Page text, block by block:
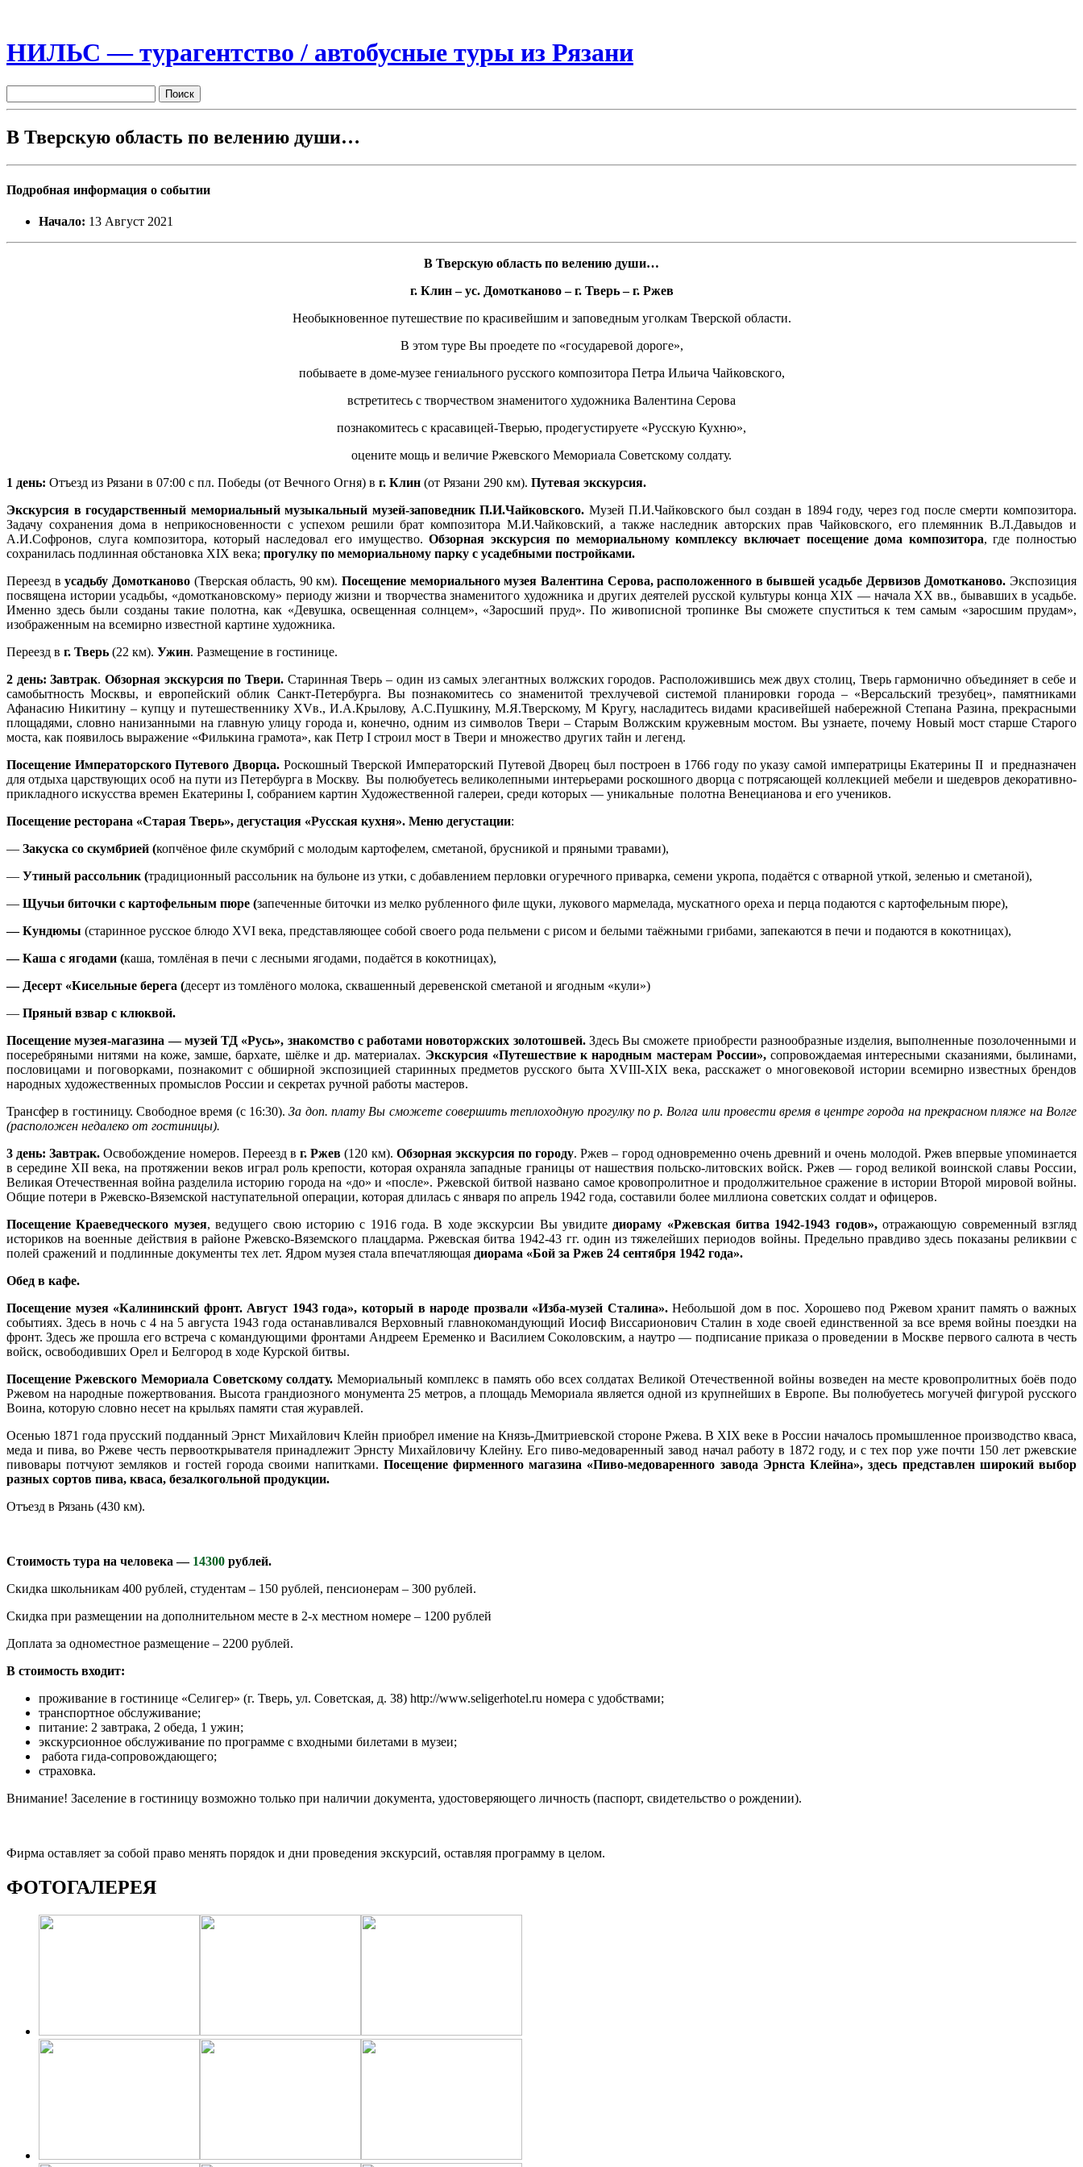
НИЛЬС — турагентство / автобусные туры из Рязани
В Тверскую область по велению души…
Подробная информация о событии
Начало: 13 Август 2021
В Тверскую область по велению души…
г. Клин – ус. Домотканово – г. Тверь – г. Ржев
Необыкновенное путешествие по красивейшим и заповедным уголкам Тверской области.
В этом туре Вы проедете по «государевой дороге»,
побываете в доме-музее гениального русского композитора Петра Ильича Чайковского,
встретитесь с творчеством знаменитого художника Валентина Серова
познакомитесь с красавицей-Тверью, продегустируете «Русскую Кухню»,
оцените мощь и величие Ржевского Мемориала Советскому солдату.
1 день: Отъезд из Рязани в 07:00 с пл. Победы (от Вечного Огня) в г. Клин (от Рязани 290 км). Путевая экскурсия.
Экскурсия в государственный мемориальный музыкальный музей-заповедник П.И.Чайковского. Музей П.И.Чайковского был создан в 1894 году, через год после смерти композитора.
Задачу сохранения дома в неприкосновенности с успехом решили брат композитора М.И.Чайковский, а также наследник авторских прав Чайковского, его племянник В.Л.Давыдов и
А.И.Софронов, слуга композитора, который наследовал его имущество.Обзорная экскурсия по мемориальному комплексу включает посещение дома композитора, где полностью
сохранилась подлинная обстановка XIX века; прогулку по мемориальному парку с усадебными постройками.
Переезд в усадьбу Домотканово(Тверская область, 90 км).Посещение мемориального музея Валентина Серова, расположенного в бывшей усадьбе Дервизов Домотканово. Экспозиция
посвящена истории усадьбы, «домоткановскому» периоду жизни и творчества знаменитого художника и других деятелей русской культуры конца XIX — начала XX вв., бывавших в усадьбе.
Именно здесь были созданы такие полотна, как «Девушка, освещенная солнцем», «Заросший пруд». По живописной тропинке Вы сможете спуститься к тем самым «заросшим прудам»,
изображенным на всемирно известной картине художника.
Переезд в г. Тверь (22 км). Ужин. Размещение в гостинице.
2 день: Завтрак.Обзорная экскурсия по Твери. Старинная Тверь – один из самых элегантных волжских городов. Расположившись меж двух столиц, Тверь гармонично объединяет в себе и
самобытность Москвы, и европейский облик Санкт-Петербурга. Вы познакомитесь со знаменитой трехлучевой системой планировки города – «Версальский трезубец», памятниками
Афанасию Никитину – купцу и путешественнику XVв., И.А.Крылову, А.С.Пушкину, М.Я.Тверскому, М Кругу, насладитесь видами красивейшей набережной Степана Разина, прекрасными
площадями, словно нанизанными на главную улицу города и, конечно, одним из символов Твери – Старым Волжским кружевным мостом. Вы узнаете, почему Новый мост старше Старого
моста, как появилось выражение «Филькина грамота», как Петр I строил мост в Твери и множество других тайн и легенд.
Посещение Императорского Путевого Дворца. Роскошный Тверской Императорский Путевой Дворец был построен в 1766 году по указу самой императрицы Екатерины II и предназначен
для отдыха царствующих особ на пути из Петербурга в Москву. Вы полюбуетесь великолепными интерьерами роскошного дворца с потрясающей коллекцией мебели и шедевров декоративно-
прикладного искусства времен Екатерины I, собранием картин Художественной галереи, среди которых — уникальные полотна Венецианова и его учеников.
Посещение ресторана «Старая Тверь», дегустация «Русская кухня». Меню дегустации:
— Закуска со скумбрией (копчёное филе скумбрий с молодым картофелем, сметаной, брусникой и пряными травами),
— Утиный рассольник (традиционный рассольник на бульоне из утки, с добавлением перловки огуречного приварка, семени укропа, подаётся с отварной уткой, зеленью и сметаной),
— Щучьи биточки с картофельным пюре (запеченные биточки из мелко рубленного филе щуки, лукового мармелада, мускатного ореха и перца подаются с картофельным пюре),
— Кундюмы (старинное русское блюдо XVI века, представляющее собой своего рода пельмени с рисом и белыми таёжными грибами, запекаются в печи и подаются в кокотницах),
— Каша с ягодами (каша, томлёная в печи с лесными ягодами, подаётся в кокотницах),
— Десерт «Кисельные берега (десерт из томлёного молока, сквашенный деревенской сметаной и ягодным «кули»)
— Пряный взвар с клюквой.
Посещение музея-магазина — музей ТД «Русь», знакомство с работами новоторжских золотошвей. Здесь Вы сможете приобрести разнообразные изделия, выполненные позолоченными и
посеребряными нитями на коже, замше, бархате, шёлке и др. материалах. Экскурсия «Путешествие к народным мастерам России»,сопровождаемая интересными сказаниями, былинами,
пословицами и поговорками, познакомит с обширной экспозицией старинных предметов русского быта XVIII-XIX века, расскажет о многовековой истории всемирно известных брендов
народных художественных промыслов России и секретах ручной работы мастеров.
Трансфер в гостиницу. Свободное время (с 16:30).За доп. плату Вы сможете совершить теплоходную прогулку по р. Волга или провести время в центре города на прекрасном пляже на Волге
(расположен недалеко от гостиницы).
3 день: Завтрак. Освобождение номеров. Переезд в г. Ржев(120 км). Обзорная экскурсия по городу. Ржев – город одновременно очень древний и очень молодой. Ржев впервые упоминается
в середине XII века, на протяжении веков играл роль крепости, которая охраняла западные границы от нашествия польско-литовских войск. Ржев — город великой воинской славы России,
Великая Отечественная война разделила историю города на «до» и «после». Ржевской битвой названо самое кровопролитное и продолжительное сражение в истории Второй мировой войны.
Общие потери в Ржевско-Вяземской наступательной операции, которая длилась с января по апрель 1942 года, составили более миллиона советских солдат и офицеров.
Посещение Краеведческого музея, ведущего свою историю с 1916 года. В ходе экскурсии Вы увидите диораму «Ржевская битва 1942-1943 годов»,отражающую современный взгляд
историков на военные действия в районе Ржевско-Вяземского плацдарма. Ржевская битва 1942-43 гг. один из тяжелейших периодов войны. Предельно правдиво здесь показаны реликвии с
полей сражений и подлинные документы тех лет. Ядром музея стала впечатляющая диорама «Бой за Ржев 24 сентября 1942 года».
Обед в кафе.
Посещение музея «Калининский фронт. Август 1943 года», который в народе прозвали «Изба-музей Сталина».Небольшой дом в пос. Хорошево под Ржевом хранит память о важных
событиях. Здесь в ночь с 4 на 5 августа 1943 года останавливался Верховный главнокомандующий Иосиф Виссарионович Сталин в ходе своей единственной за все время войны поездки на
фронт. Здесь же прошла его встреча с командующими фронтами Андреем Еременко и Василием Соколовским, а наутро — подписание приказа о проведении в Москве первого салюта в честь
войск, освободивших Орел и Белгород в ходе Курской битвы.
Посещение Ржевского Мемориала Советскому солдату. Мемориальный комплекс в память обо всех солдатах Великой Отечественной войны возведен на месте кровопролитных боёв подо
Ржевом на народные пожертвования. Высота грандиозного монумента 25 метров, а площадь Мемориала является одной из крупнейших в Европе. Вы полюбуетесь могучей фигурой русского
Воина, которую словно несет на крыльях памяти стая журавлей.
Осенью 1871 года прусский подданный Эрнст Михайлович Клейн приобрел имение на Князь-Дмитриевской стороне Ржева. В XIX веке в России началось промышленное производство кваса,
меда и пива, во Ржеве честь первооткрывателя принадлежит Эрнсту Михайловичу Клейну. Его пиво-медоваренный завод начал работу в 1872 году, и с тех пор уже почти 150 лет ржевские
пивовары потчуют земляков и гостей города своими напитками. Посещение фирменного магазина «Пиво-медоваренного завода Эрнста Клейна», здесь представлен широкий выбор
разных сортов пива, кваса, безалкогольной продукции.
Отъезд в Рязань (430 км).
Стоимость тура на человека — 14300 рублей.
Скидка школьникам 400 рублей, студентам – 150 рублей, пенсионерам – 300 рублей.
Скидка при размещении на дополнительном месте в 2-х местном номере – 1200 рублей
Доплата за одноместное размещение – 2200 рублей.
В стоимость входит:
проживание в гостинице «Селигер» (г. Тверь, ул. Советская, д. 38) http://www.seligerhotel.ru номера с удобствами;
транспортное обслуживание;
питание: 2 завтрака, 2 обеда, 1 ужин;
экскурсионное обслуживание по программе с входными билетами в музеи;
работа гида-сопровождающего;
страховка.
Внимание! Заселение в гостиницу возможно только при наличии документа, удостоверяющего личность (паспорт, свидетельство о рождении).
Фирма оставляет за собой право менять порядок и дни проведения экскурсий, оставляя программу в целом.
ФОТОГАЛЕРЕЯ